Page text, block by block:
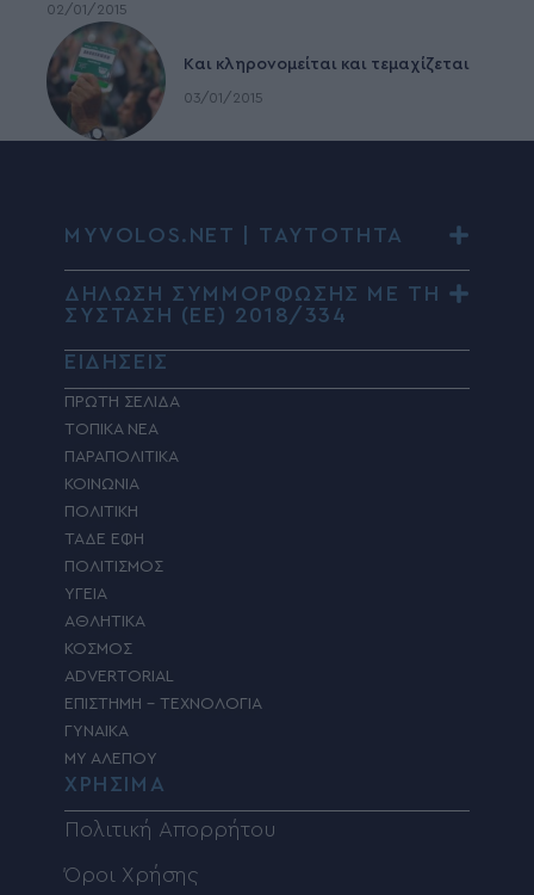
02/01/2015
Και κληρονομείται και τεμαχίζεται
03/01/2015
MYVOLOS.NET | ΤΑΥΤΟΤΗΤΑ
ΔΗΛΩΣΗ ΣΥΜΜΟΡΦΩΣΗΣ ΜΕ ΤΗ
ΣΥΣΤΑΣΗ (ΕΕ) 2018/334
ΕΙΔΗΣΕΙΣ
ΠΡΩΤΗ ΣΕΛΙΔΑ
ΤΟΠΙΚΑ ΝΕΑ
ΠΑΡΑΠΟΛΙΤΙΚΑ
ΚΟΙΝΩΝΙΑ
ΠΟΛΙΤΙΚΗ
ΤΑΔΕ ΕΦΗ
ΠΟΛΙΤΙΣΜΟΣ
ΥΓΕΙΑ
ΑΘΛΗΤΙΚΑ
ΚΟΣΜΟΣ
ADVERTORIAL
ΕΠΙΣΤΗΜΗ – ΤΕΧΝΟΛΟΓΙΑ
ΓΥΝΑΙΚΑ
MY ΑΛΕΠΟΥ
ΧΡΗΣΙΜΑ
Πολιτική Απορρήτου
Όροι Χρήσης